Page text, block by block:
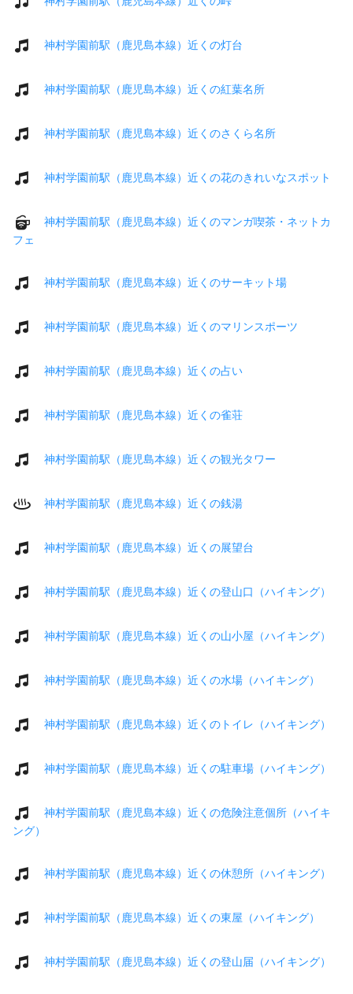
神村学園前駅（鹿児島本線）近くの灯台
神村学園前駅（鹿児島本線）近くの紅葉名所
神村学園前駅（鹿児島本線）近くのさくら名所
神村学園前駅（鹿児島本線）近くの花のきれいなスポット
神村学園前駅（鹿児島本線）近くのマンガ喫茶・ネットカ
フェ
神村学園前駅（鹿児島本線）近くのサーキット場
神村学園前駅（鹿児島本線）近くのマリンスポーツ
神村学園前駅（鹿児島本線）近くの占い
神村学園前駅（鹿児島本線）近くの雀荘
神村学園前駅（鹿児島本線）近くの観光タワー
神村学園前駅（鹿児島本線）近くの銭湯
神村学園前駅（鹿児島本線）近くの展望台
神村学園前駅（鹿児島本線）近くの登山口（ハイキング）
神村学園前駅（鹿児島本線）近くの山小屋（ハイキング）
神村学園前駅（鹿児島本線）近くの水場（ハイキング）
神村学園前駅（鹿児島本線）近くのトイレ（ハイキング）
神村学園前駅（鹿児島本線）近くの駐車場（ハイキング）
神村学園前駅（鹿児島本線）近くの危険注意個所（ハイキ
ング）
神村学園前駅（鹿児島本線）近くの休憩所（ハイキング）
神村学園前駅（鹿児島本線）近くの東屋（ハイキング）
神村学園前駅（鹿児島本線）近くの登山届（ハイキング）